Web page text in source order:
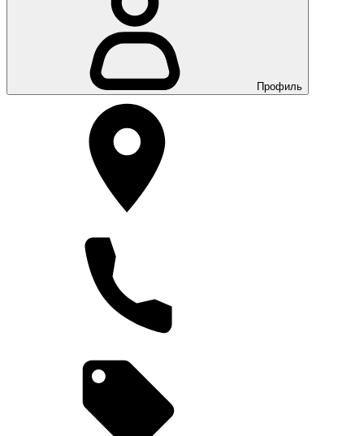
Профиль